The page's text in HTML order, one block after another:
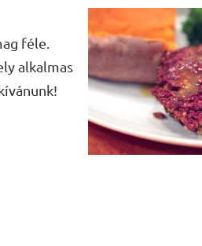
féle.
alkalmas